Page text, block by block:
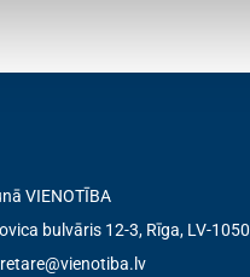
VIENOTĪBA
bulvāris 12-3, Rīga, LV-1050